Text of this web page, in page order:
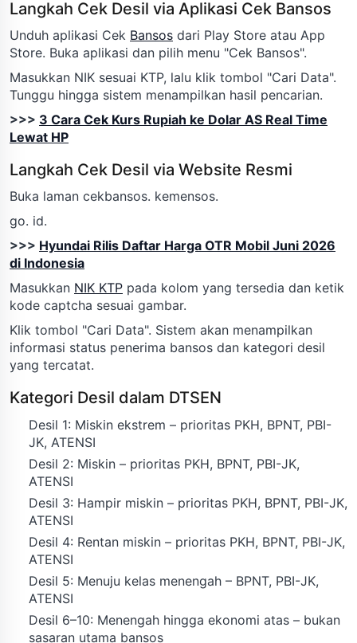
Langkah Cek Desil via Aplikasi Cek Bansos
Unduh aplikasi Cek Bansos dari Play Store atau App
Store. Buka aplikasi dan pilih menu "Cek Bansos".
Masukkan NIK sesuai KTP, lalu klik tombol "Cari Data".
Tunggu hingga sistem menampilkan hasil pencarian.
>>> 3 Cara Cek Kurs Rupiah ke Dolar AS Real Time
Lewat HP
Langkah Cek Desil via Website Resmi
Buka laman cekbansos. kemensos.
go. id.
>>> Hyundai Rilis Daftar Harga OTR Mobil Juni 2026
di Indonesia
Masukkan NIK KTP pada kolom yang tersedia dan ketik
kode captcha sesuai gambar.
Klik tombol "Cari Data". Sistem akan menampilkan
informasi status penerima bansos dan kategori desil
yang tercatat.
Kategori Desil dalam DTSEN
Desil 1: Miskin ekstrem – prioritas PKH, BPNT, PBI-
JK, ATENSI
Desil 2: Miskin – prioritas PKH, BPNT, PBI-JK,
ATENSI
Desil 3: Hampir miskin – prioritas PKH, BPNT, PBI-JK,
ATENSI
Desil 4: Rentan miskin – prioritas PKH, BPNT, PBI-JK,
ATENSI
Desil 5: Menuju kelas menengah – BPNT, PBI-JK,
ATENSI
Desil 6–10: Menengah hingga ekonomi atas – bukan
sasaran utama bansos